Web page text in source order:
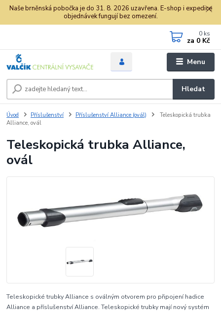
Naše brněnská pobočka je do 31. 8. 2026 uzavřena. E-shop i expedice
objednávek fungují bez omezení.
Menu
Hledat
0 ks
za 0 Kč
Úvod Příslušenství Příslušenství Alliance (ovál)
Teleskopická trubka
Alliance, ovál
Teleskopická trubka Alliance,
ovál
Teleskopické trubky Alliance s oválným otvorem pro připojení hadice
Alliance a příslušenství Alliance. Teleskopické trubky mají nový systém